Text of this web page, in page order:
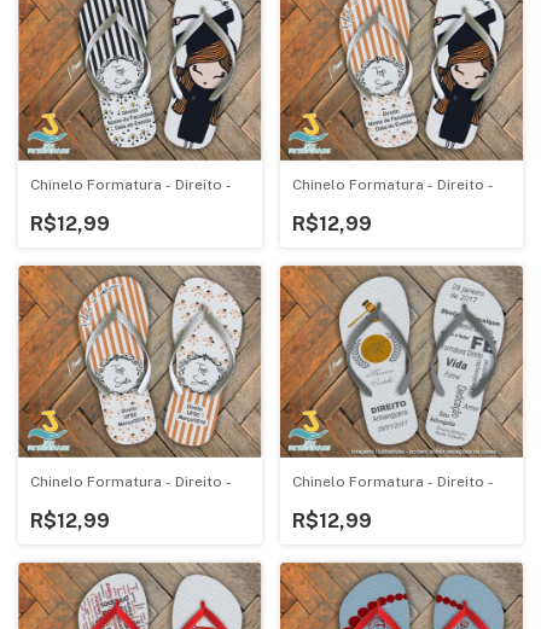
Chinelo Formatura - Direito -
R$12,99
Chinelo Formatura - Direito -
R$12,99
Chinelo Formatura - Direito -
R$12,99
Chinelo Formatura - Direito -
R$12,99